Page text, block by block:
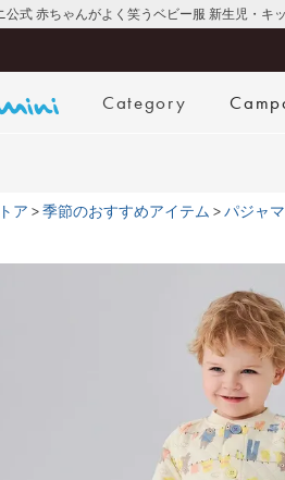
公式 赤ちゃんがよく笑うベビー服 新生児・キ
Category
ア 季節のおすすめアイテム パジャ